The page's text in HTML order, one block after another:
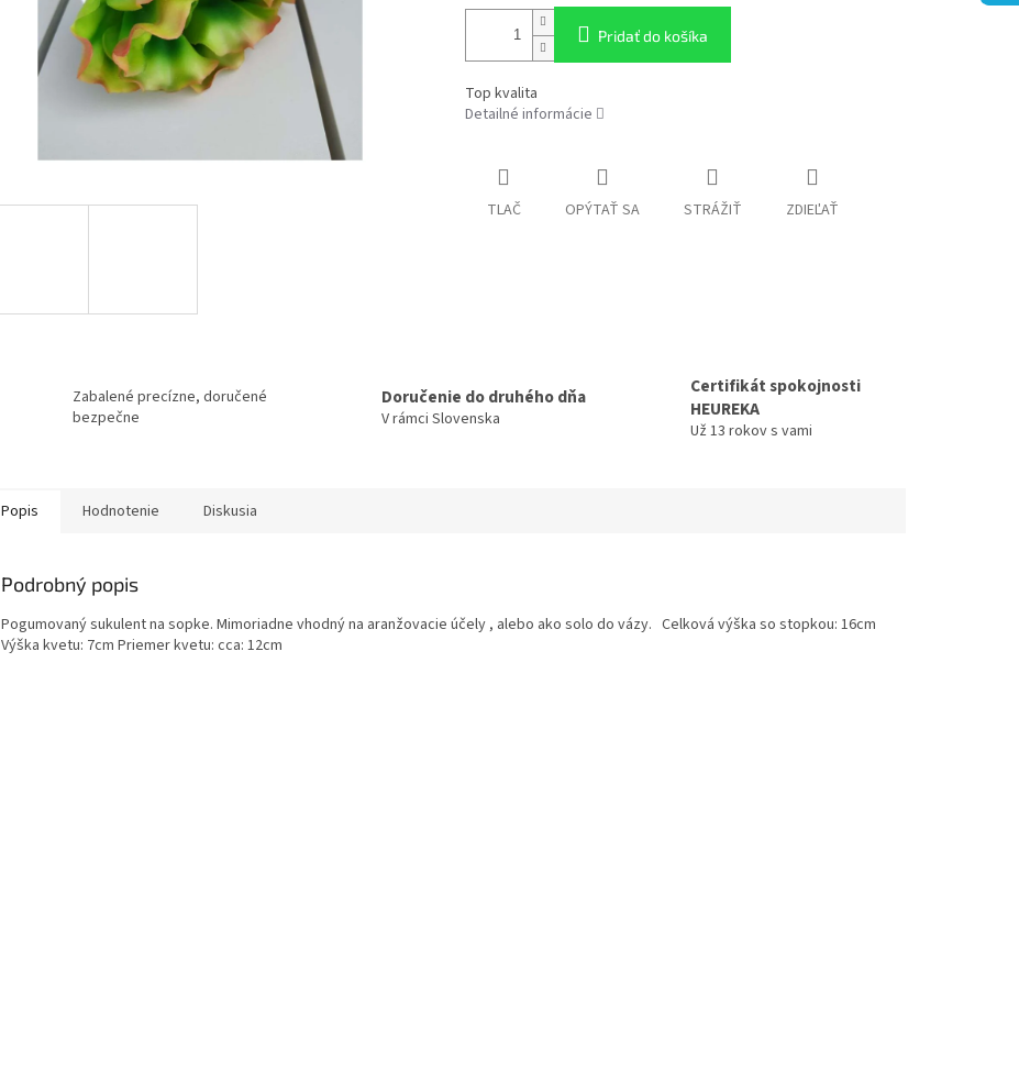
Pridať do košíka
Top kvalita
Detailné informácie
TLAČ OPÝTAŤ SA STRÁŽIŤ ZDIEĽAŤ
Zabalené precízne, doručené
bezpečne
Doručenie do druhého dňa
V rámci Slovenska
Certifikát spokojnosti
HEUREKA
Už 13 rokov s vami
Popis Hodnotenie Diskusia
Podrobný popis
Pogumovaný sukulent na sopke. Mimoriadne vhodný na aranžovacie účely , alebo ako solo do vázy. Celková výška so stopkou: 16cm
Výška kvetu: 7cm Priemer kvetu: cca: 12cm